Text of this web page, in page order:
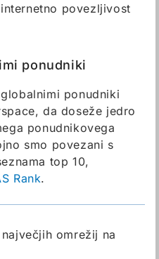
povezljivost
ponudniki
ponudniki
da doseže jedro
ponudnikovega
smo povezani s
top 10,
Rank.
omrežij na